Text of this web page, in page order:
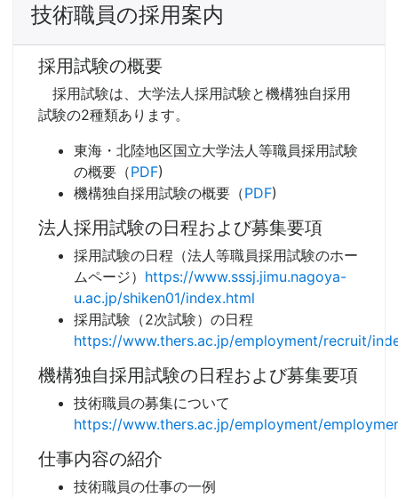
技術職員の採用案内
採用試験の概要
採用試験は、大学法人採用試験と機構独自採用
試験の2種類あります。
東海・北陸地区国立大学法人等職員採用試験
の概要（PDF)
機構独自採用試験の概要（PDF)
法人採用試験の日程および募集要項
採用試験の日程（法人等職員採用試験のホー
ムページ） https://www.sssj.jimu.nagoya-
u.ac.jp/shiken01/index.html
採用試験（2次試験）の日程
https://www.thers.ac.jp/employment/recruit/
機構独自採用試験の日程および募集要項
技術職員の募集について
https://www.thers.ac.jp/employment/
仕事内容の紹介
技術職員の仕事の一例